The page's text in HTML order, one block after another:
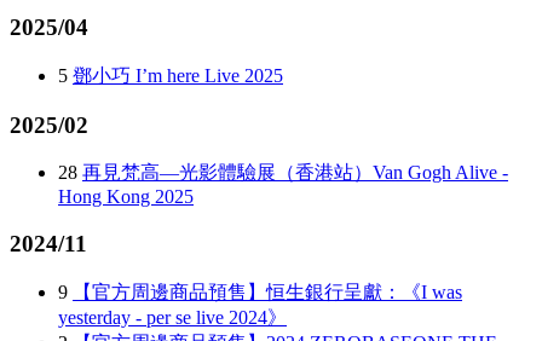
2025/04
5 鄧小巧 I’m here Live 2025
2025/02
28 再見梵高—光影體驗展（香港站）Van Gogh Alive -
Hong Kong 2025
2024/11
9
【官方周邊商品預售】恒生銀行呈獻：《I was
yesterday - per se live 2024》